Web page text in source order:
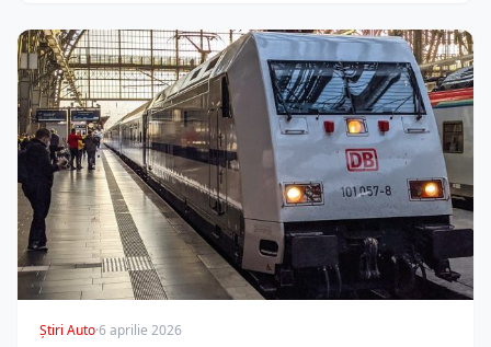
Știri Auto·6 aprilie 2026